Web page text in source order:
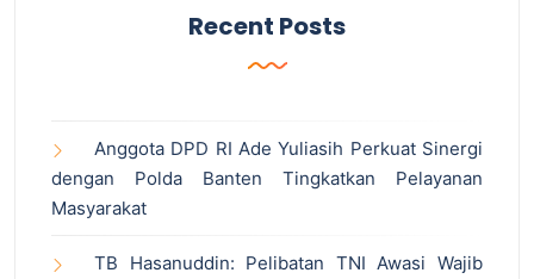
Recent Posts
Anggota DPD RI Ade Yuliasih Perkuat Sinergi
dengan Polda Banten Tingkatkan Pelayanan
Masyarakat
TB Hasanuddin: Pelibatan TNI Awasi Wajib